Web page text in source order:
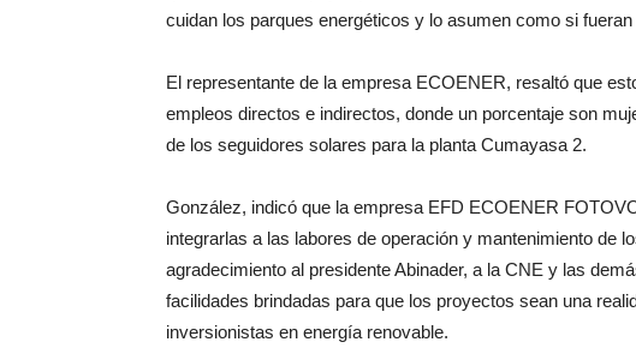
cuidan los parques energéticos y lo asumen como si
El representante de la empresa ECOENER, resaltó que
empleos directos e indirectos, donde un porcentaje son
de los seguidores solares para la planta Cumayasa 2.
González, indicó que la empresa EFD ECOENER
integrarlas a las labores de operación y mantenimiento de
agradecimiento al presidente Abinader, a la CNE y las
facilidades brindadas para que los proyectos sean una
inversionistas en energía renovable.